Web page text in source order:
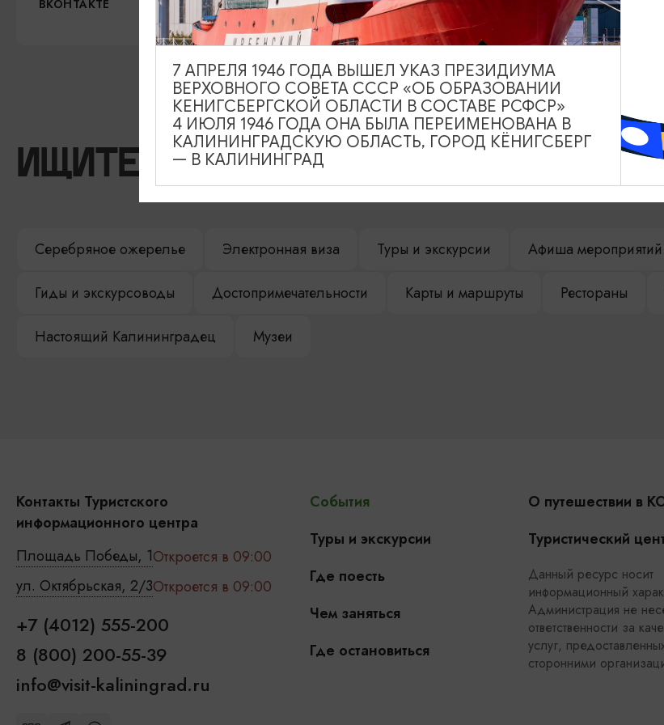
ВКОНТАКТЕ
ИЩИТЕ ТАКЖЕ НА НАШЕМ САЙТЕ
Серебряное ожерелье Электронная виза Туры и экскурсии Афиша мероприятий
Гиды и экскурсоводы Достопримечательности Карты и маршруты Рестораны
Настоящий Калининградец Музеи
Контакты Туристского
информационного центра
Площадь Победы, 1Откроется в 09:00
ул. Октябрьская, 2/3Откроется в 09:00
+7 (4012) 555-200
8 (800) 200-55-39
info@visit-kaliningrad.ru
События
Туры и экскурсии
Где поесть
Чем заняться
Где остановиться
О путешествии в
Туристический
Данный ресурс носит
информационный
Администрация не
ответственности за
услуг,
сторонними
7 АПРЕЛЯ 1946 ГОДА ВЫШЕЛ УКАЗ ПРЕЗИДИУМА
ВЕРХОВНОГО СОВЕТА СССР «ОБ ОБРАЗОВАНИИ
КЕНИГСБЕРГСКОЙ ОБЛАСТИ В СОСТАВЕ РСФСР»
4 ИЮЛЯ 1946 ГОДА ОНА БЫЛА ПЕРЕИМЕНОВАНА В
КАЛИНИНГРАДСКУЮ ОБЛАСТЬ, ГОРОД КЁНИГСБЕРГ
— В КАЛИНИНГРАД